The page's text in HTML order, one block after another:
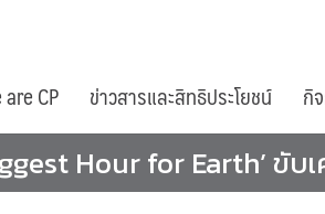
CP ข่าวสารและสิทธิประโยชน์ กิ
Hour for Earth’ ขั